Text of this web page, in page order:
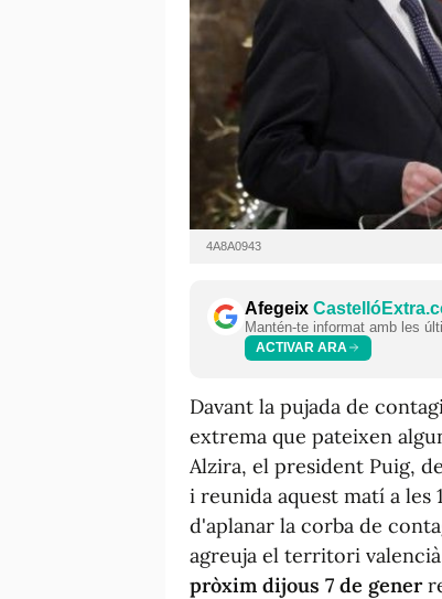
4A8A0943
Afegeix
Mantén-te informat amb les
ACTIVAR ARA
Davant la pujada de
extrema que pateixen
Alzira, el president Puig,
i reunida aquest matí a
d'aplanar la corba de
agreuja el territori
pròxim dijous 7 de gener